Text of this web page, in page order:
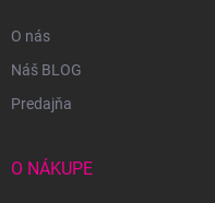
O nás
Náš BLOG
Predajňa
O NÁKUPE